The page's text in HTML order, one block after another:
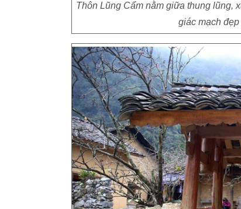
Thôn Lũng Cẩm nằm giữa thung lũng,
giác mạch